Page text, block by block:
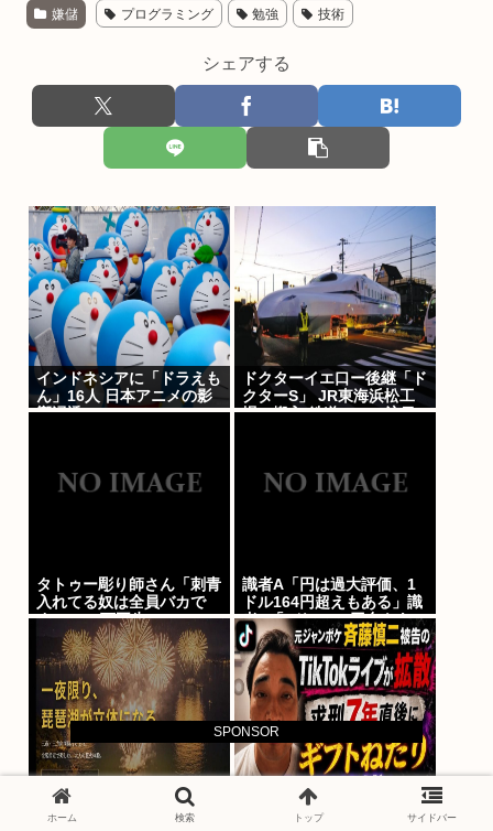
SPONSOR
嫌儲 プログラミング 勉強 技術
シェアする
インドネシアに「ドラえも
ん」16人 日本アニメの影
響浸透
ドクターイエ口ー後継「ド
クターS」 JR東海浜松工
場に搬入 鉄道ファン注目
タトゥー彫り師さん「刺青
入れてる奴は全員バカで
す」→30万再生www
識者A「円は過大評価、1
ドル164円超えもある」識
者B「1ドル140円台もあ
る」どっちなの
【滋賀】「琵琶湖三市同時
花火」開催中止を発表 今
後の対応は「法的専門家へ
元ジャンポケ斉藤慎二被告
のTikTokライブが拡散 求
刑7年直後にうつろな目で
ホーム 検索 トップ サイドバー